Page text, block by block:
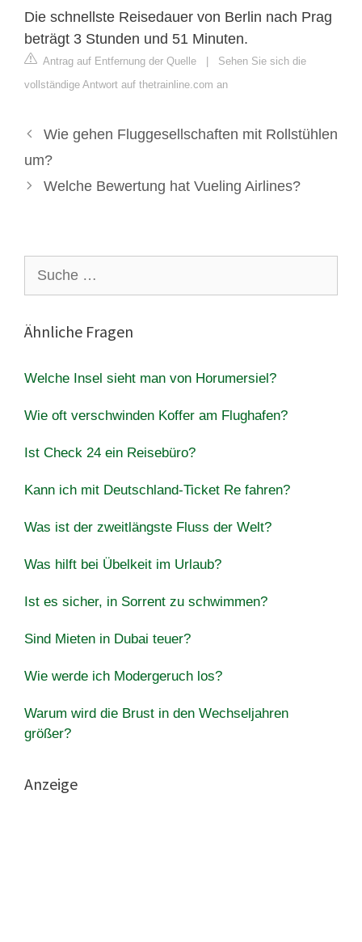
Die schnellste Reisedauer von Berlin nach Prag
beträgt 3 Stunden und 51 Minuten.
Antrag auf Entfernung der Quelle | Sehen Sie sich die
vollständige Antwort auf thetrainline.com an
Wie gehen Fluggesellschaften mit Rollstühlen
um?
Welche Bewertung hat Vueling Airlines?
nach:
Ähnliche Fragen
Welche Insel sieht man von Horumersiel?
Wie oft verschwinden Koffer am Flughafen?
Ist Check 24 ein Reisebüro?
Kann ich mit Deutschland-Ticket Re fahren?
Was ist der zweitlängste Fluss der Welt?
Was hilft bei Übelkeit im Urlaub?
Ist es sicher, in Sorrent zu schwimmen?
Sind Mieten in Dubai teuer?
Wie werde ich Modergeruch los?
Warum wird die Brust in den Wechseljahren
größer?
Anzeige